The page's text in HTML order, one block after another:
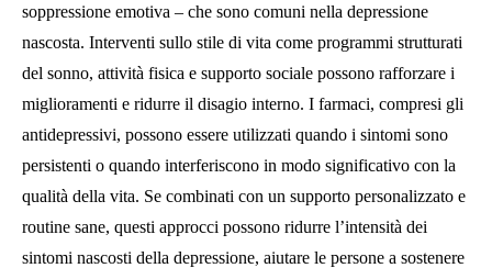
soppressione emotiva – che sono comuni nella depressione
nascosta. Interventi sullo stile di vita come programmi strutturati
del sonno, attività fisica e supporto sociale possono rafforzare i
miglioramenti e ridurre il disagio interno. I farmaci, compresi gli
antidepressivi, possono essere utilizzati quando i sintomi sono
persistenti o quando interferiscono in modo significativo con la
qualità della vita. Se combinati con un supporto personalizzato e
routine sane, questi approcci possono ridurre l’intensità dei
sintomi nascosti della depressione, aiutare le persone a sostenere